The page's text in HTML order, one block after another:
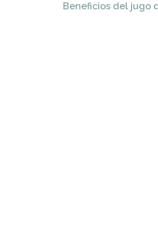
Beneficios del jugo